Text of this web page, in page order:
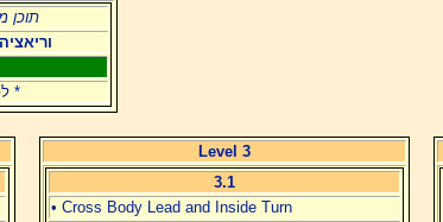
תוכן
*
Level 3
3.1
• Cross Body Lead and Inside Turn